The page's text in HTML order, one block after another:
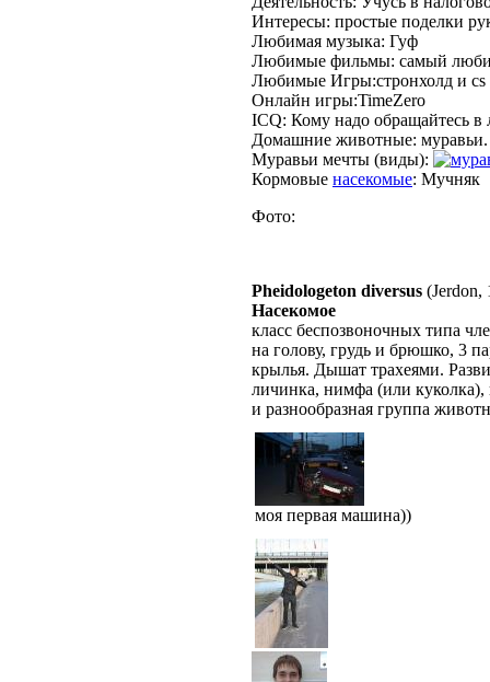
Интересы: простые поделки
Любимая музыка: Гуф
Любимые фильмы: cамый
Любимые Игры:стронхолд и cs
Онлайн игры:TimeZero
ICQ: Кому надо обращайтесь в
Домашние животные: муравьи.
Муравьи мечты (виды):
Кормовые насекомые: Мучняк
Фото:
Pheidologeton diversus (Jerdon,
Насекомое
класс беспозвоночных типа
на голову, грудь и брюшко, 3
крылья. Дышат трахеями.
личинка, нимфа (или куколка),
и разнообразная группа
моя первая машина))